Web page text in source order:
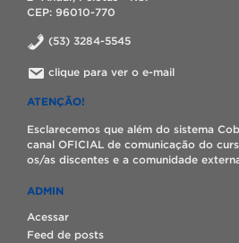
CEP: 96010-770
(53) 3284-5545
clique para ver o e-mail
ATENÇÃO!
Esclarecemos que além do sistema
canal OFICIAL de comunicação do
os/as discentes e a comunidade
ADMIN
Acessar
Feed de posts